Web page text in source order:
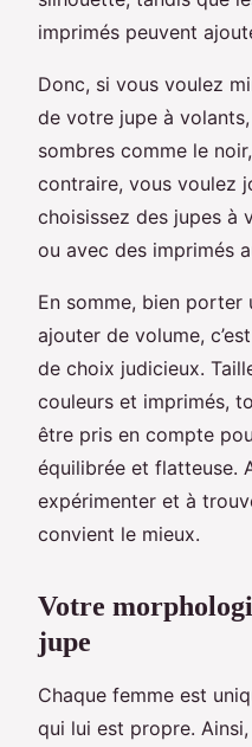
imprimés peuvent
Donc, si vous voulez
de votre jupe à
sombres comme le
contraire, vous voulez
choisissez des jupes à
ou avec des imprimés
En somme, bien porter
ajouter de volume,
de choix judicieux.
couleurs et imprimés,
être pris en compte
équilibrée et flatteuse.
expérimenter et à
convient le mieux.
Votre
jupe
Chaque femme est
qui lui est propre.